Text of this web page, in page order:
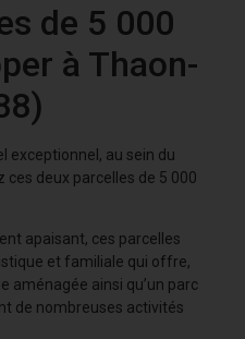
de 5 000
à Thaon-
exceptionnel, au sein du
ces deux parcelles de 5 000
apaisant, ces parcelles
et familiale qui offre,
aménagée ainsi qu’un parc
de nombreuses activités